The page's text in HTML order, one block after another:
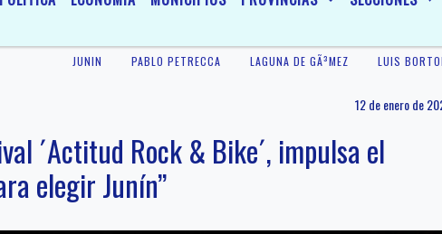
JUNIN PABLO PETRECCA LAGUNA DE GÃ³MEZ LUIS
12 de enero de
´Actitud Rock & Bike´, impulsa el
elegir Junín”